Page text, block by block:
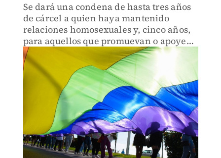
Se dará una condena de hasta tres años
de cárcel a quien haya mantenido
relaciones homosexuales y, cinco años,
para aquellos que promuevan o apoyen
actividades del colectivo.